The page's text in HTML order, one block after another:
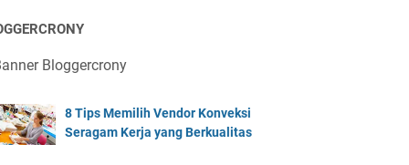
8 Tips Memilih Vendor Konveksi
Seragam Kerja yang Berkualitas